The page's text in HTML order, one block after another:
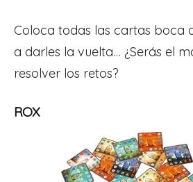
Coloca todas las cartas boca
a darles la vuelta… ¿Serás el
resolver los retos?
ROX